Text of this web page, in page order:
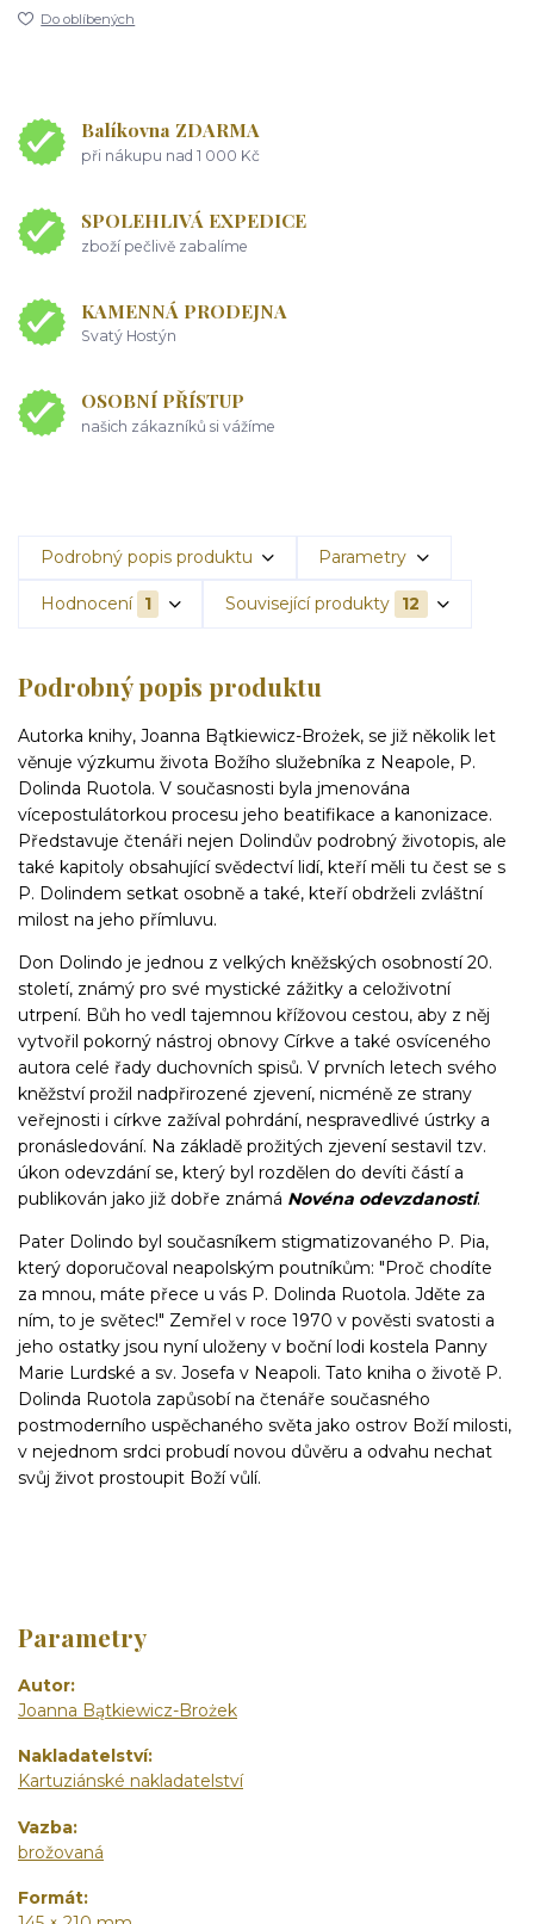
Do oblíbených
Balíkovna ZDARMA
při nákupu nad 1 000 Kč
SPOLEHLIVÁ EXPEDICE
zboží pečlivě zabalíme
KAMENNÁ PRODEJNA
Svatý Hostýn
OSOBNÍ PŘÍSTUP
našich zákazníků si vážíme
Podrobný popis produktu Parametry
Hodnocení 1 Související produkty 12
Podrobný popis produktu
Autorka knihy, Joanna Bątkiewicz-Brożek, se již několik let
věnuje výzkumu života Božího služebníka z Neapole, P.
Dolinda Ruotola. V současnosti byla jmenována
vícepostulátorkou procesu jeho beatifikace a kanonizace.
Představuje čtenáři nejen Dolindův podrobný životopis, ale
také kapitoly obsahující svědectví lidí, kteří měli tu čest se s
P. Dolindem setkat osobně a také, kteří obdrželi zvláštní
milost na jeho přímluvu.
Don Dolindo je jednou z velkých kněžských osobností 20.
století, známý pro své mystické zážitky a celoživotní
utrpení. Bůh ho vedl tajemnou křížovou cestou, aby z něj
vytvořil pokorný nástroj obnovy Církve a také osvíceného
autora celé řady duchovních spisů. V prvních letech svého
kněžství prožil nadpřirozené zjevení, nicméně ze strany
veřejnosti i církve zažíval pohrdání, nespravedlivé ústrky a
pronásledování. Na základě prožitých zjevení sestavil tzv.
úkon odevzdání se, který byl rozdělen do devíti částí a
publikován jako již dobře známá Novéna odevzdanosti.
Pater Dolindo byl současníkem stigmatizovaného P. Pia,
který doporučoval neapolským poutníkům: "Proč chodíte
za mnou, máte přece u vás P. Dolinda Ruotola. Jděte za
ním, to je světec!" Zemřel v roce 1970 v pověsti svatosti a
jeho ostatky jsou nyní uloženy v boční lodi kostela Panny
Marie Lurdské a sv. Josefa v Neapoli. Tato kniha o životě P.
Dolinda Ruotola zapůsobí na čtenáře současného
postmoderního uspěchaného světa jako ostrov Boží milosti,
v nejednom srdci probudí novou důvěru a odvahu nechat
svůj život prostoupit Boží vůlí.
Parametry
Autor
Joanna Bątkiewicz-Brożek
Nakladatelství
Kartuziánské nakladatelství
Vazba
brožovaná
Formát